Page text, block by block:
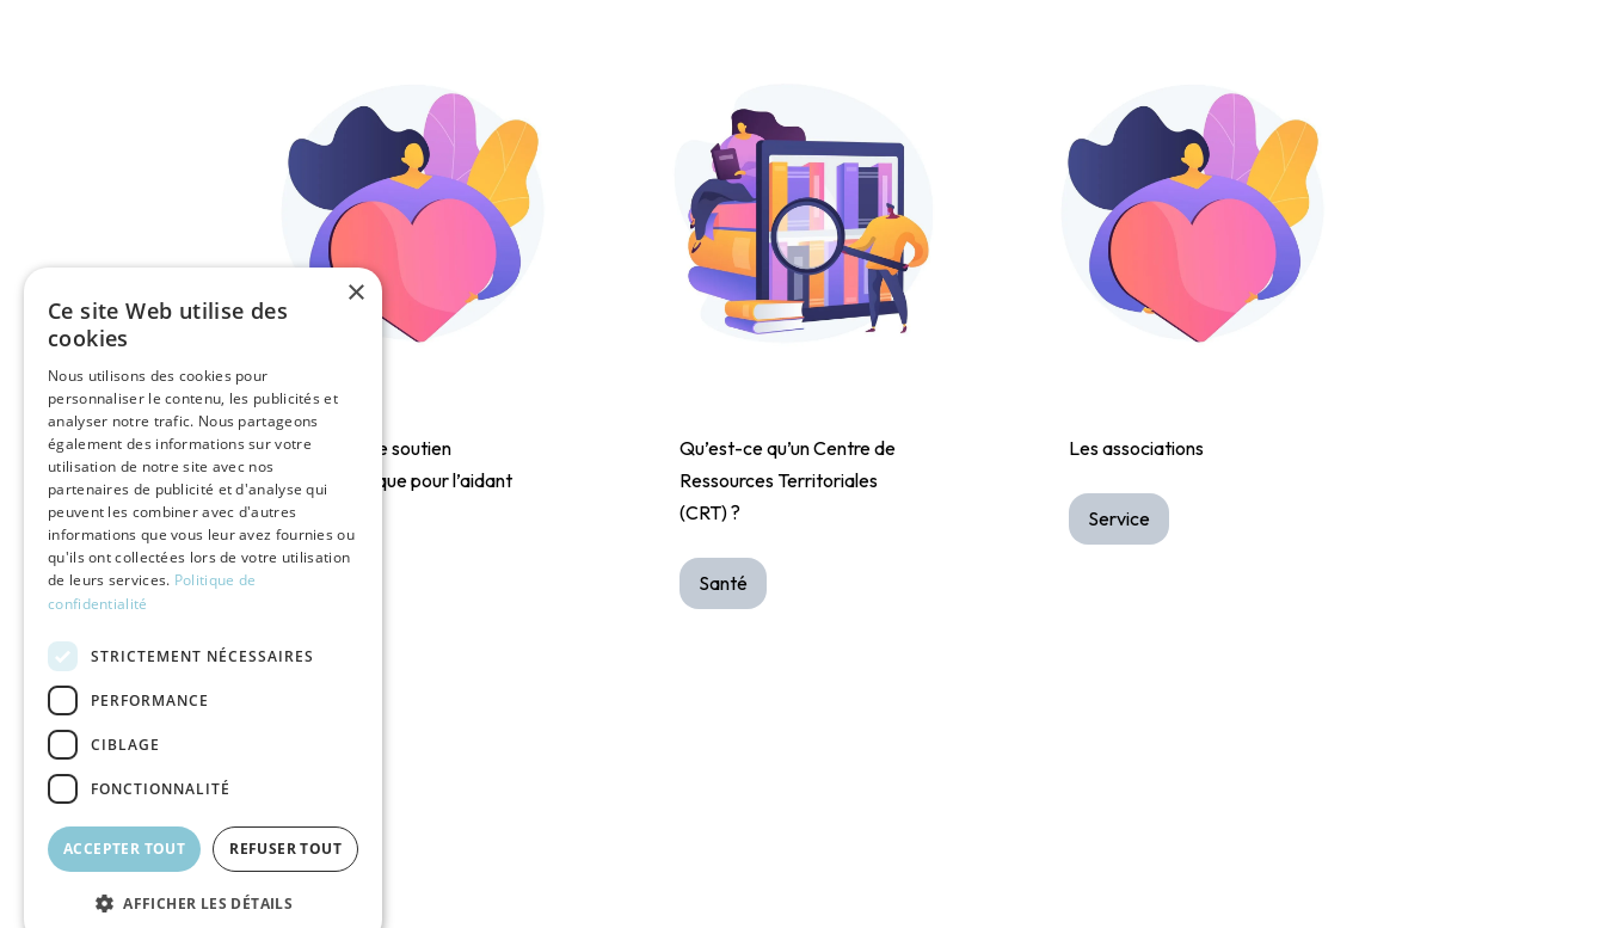
Solutions de soutien
psychologique pour l’aidant
Santé
Qu’est-ce qu’un Centre de
Ressources Territoriales
(CRT) ?
Santé
Les associations
Service
×
Ce site Web utilise des
cookies
Nous utilisons des cookies pour
personnaliser le contenu, les publicités et
analyser notre trafic. Nous partageons
également des informations sur votre
utilisation de notre site avec nos
partenaires de publicité et d'analyse qui
peuvent les combiner avec d'autres
informations que vous leur avez fournies ou
qu'ils ont collectées lors de votre utilisation
de leurs services. Politique de
confidentialité
STRICTEMENT NÉCESSAIRES
PERFORMANCE
CIBLAGE
FONCTIONNALITÉ
ACCEPTER TOUT REFUSER TOUT
AFFICHER LES DÉTAILS